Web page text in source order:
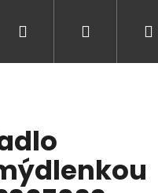
Kontakt Blog
Přihlášení